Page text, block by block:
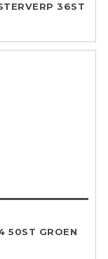
36ST
50ST GROEN